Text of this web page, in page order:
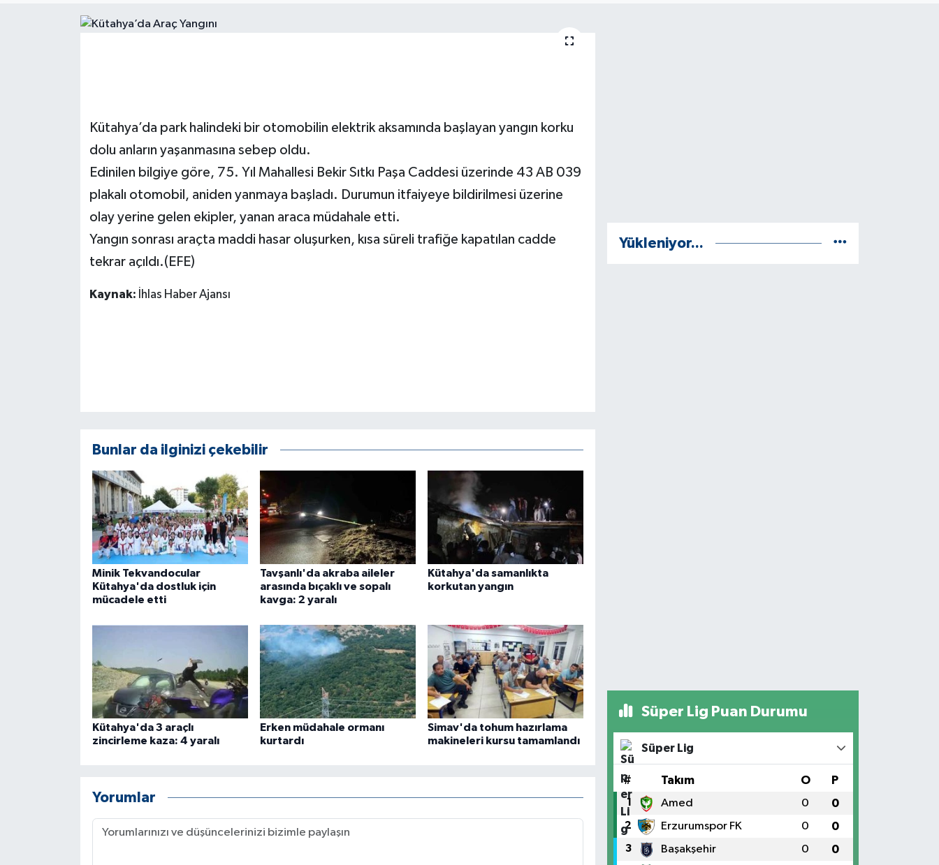
Kütahya’da park halindeki bir otomobilin elektrik aksamında başlayan yangın korku
dolu anların yaşanmasına sebep oldu.
Edinilen bilgiye göre, 75. Yıl Mahallesi Bekir Sıtkı Paşa Caddesi üzerinde 43 AB 039
plakalı otomobil, aniden yanmaya başladı. Durumun itfaiyeye bildirilmesi üzerine
olay yerine gelen ekipler, yanan araca müdahale etti.
Yangın sonrası araçta maddi hasar oluşurken, kısa süreli trafiğe kapatılan cadde
tekrar açıldı.(EFE)
Kaynak: İhlas Haber Ajansı
Bunlar da ilginizi çekebilir
Minik Tekvandocular
Kütahya'da dostluk için
mücadele etti
Tavşanlı'da akraba aileler
arasında bıçaklı ve sopalı
kavga: 2 yaralı
Kütahya'da samanlıkta
korkutan yangın
Kütahya'da 3 araçlı
zincirleme kaza: 4 yaralı
Erken müdahale ormanı
kurtardı
Simav'da tohum hazırlama
makineleri kursu tamamlandı
Yorumlar
Yükleniyor...
Süper Lig Puan Durumu
Süper Lig
# Takım O P
1 Amed 0 0
2 Erzurumspor FK 0 0
3 Başakşehir 0 0
EKONOMİ
English News
HABERDE İNSAN
İş Dünyası
KÜLTÜR SANAT
MAGAZİN
Otomobil
POLİTİKA